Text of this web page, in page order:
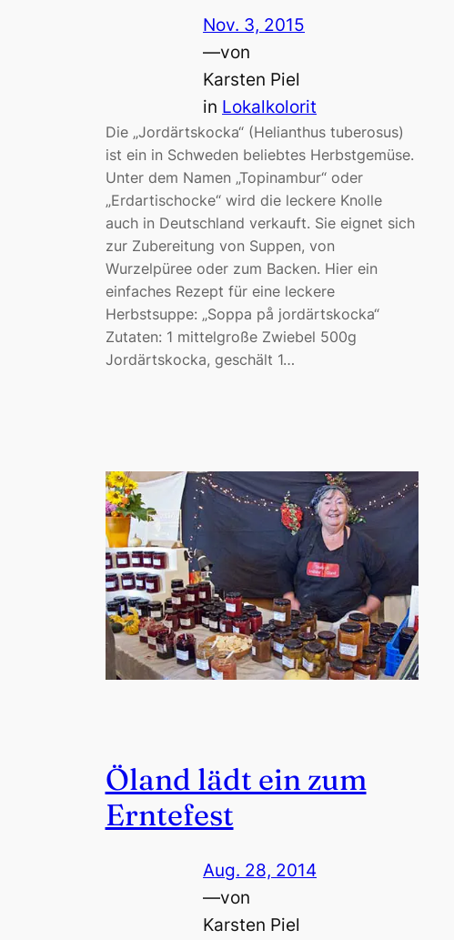
Nov. 3, 2015
—von
Karsten Piel
in Lokalkolorit
Die „Jordärtskocka“ (Helianthus tuberosus)
ist ein in Schweden beliebtes Herbstgemüse.
Unter dem Namen „Topinambur“ oder
„Erdartischocke“ wird die leckere Knolle
auch in Deutschland verkauft. Sie eignet sich
zur Zubereitung von Suppen, von
Wurzelpüree oder zum Backen. Hier ein
einfaches Rezept für eine leckere
Herbstsuppe: „Soppa på jordärtskocka“
Zutaten: 1 mittelgroße Zwiebel 500g
Jordärtskocka, geschält 1…
Öland lädt ein zum
Erntefest
Aug. 28, 2014
—von
Karsten Piel